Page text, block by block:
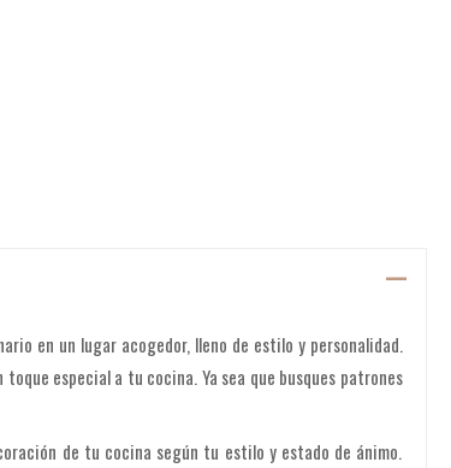
en un lugar acogedor, lleno de estilo y personalidad.
especial a tu cocina. Ya sea que busques patrones
de tu cocina según tu estilo y estado de ánimo.